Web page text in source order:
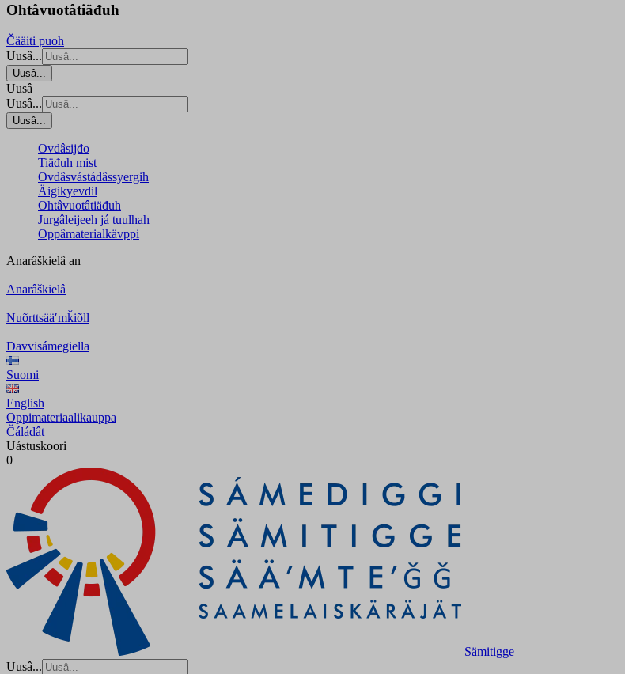
Ohtâvuotâtiäđuh
Čääiti puoh
Uusâ...
Uusâ...
Uusâ
Uusâ...
Uusâ...
Ovdâsijđo
Tiäđuh mist
Ovdâsvástádâssyergih
Äigikyevdil
Ohtâvuotâtiäđuh
Jurgâleijeeh já tuulhah
Oppâmaterialkävppi
Anarâškielâ an
Anarâškielâ
Nuõrttsääʹmǩiõll
Davvisámegiella
Suomi
English
Oppimateriaalikauppa
Čáládât
Uástuskoori
0
Sämitigge
Uusâ...